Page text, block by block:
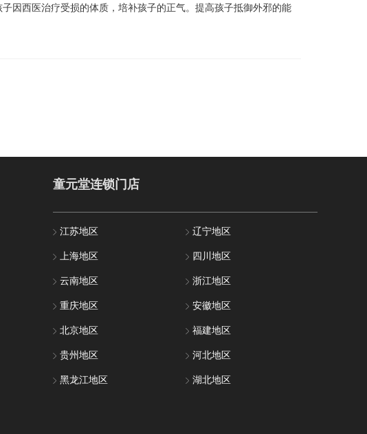
因西医治疗受损的体质，培补孩子的正气。提高孩子抵御外邪的能
童元堂连锁门店
江苏地区 辽宁地区
上海地区 四川地区
云南地区 浙江地区
重庆地区 安徽地区
北京地区 福建地区
贵州地区 河北地区
黑龙江地区 湖北地区